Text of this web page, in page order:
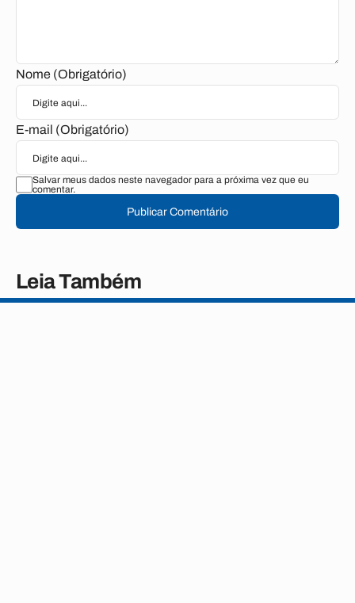
Nome (Obrigatório)
E-mail (Obrigatório)
Salvar meus dados neste navegador para a próxima vez que eu
comentar.
Publicar Comentário
Leia Também